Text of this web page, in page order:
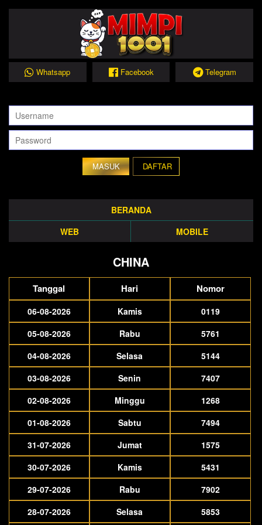
Whatsapp Facebook Telegram
DAFTAR
BERANDA
WEB
MOBILE
CHINA
Tanggal Hari Nomor
06-08-2026 Kamis
0119
05-08-2026
Rabu
5761
04-08-2026
Selasa
5144
03-08-2026
Senin
7407
02-08-2026
Minggu
1268
01-08-2026
Sabtu
7494
31-07-2026
Jumat
1575
30-07-2026
Kamis
5431
29-07-2026
Rabu
7902
28-07-2026
Selasa 5853